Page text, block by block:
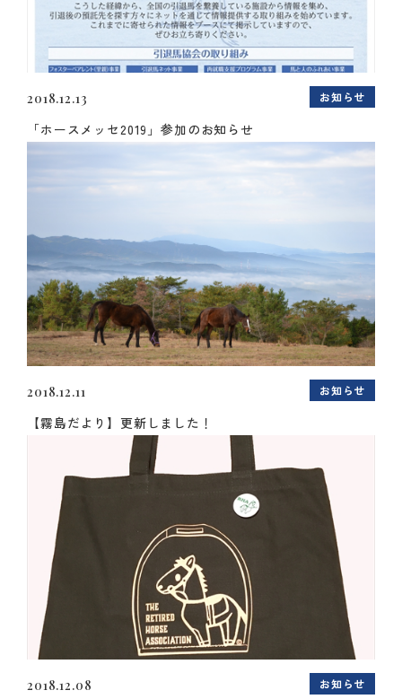
2018.12.13 お知らせ
「ホースメッセ2019」参加のお知らせ
2018.12.11 お知らせ
【霧島だより】更新しました！
2018.12.08 お知らせ